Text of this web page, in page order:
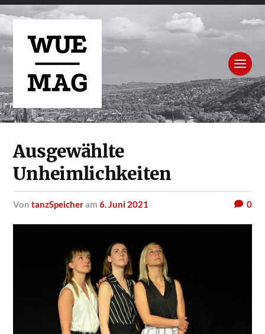
Ausgewählte
Unheimlichkeiten
vontanzSpeicheram6. Juni 2021 0